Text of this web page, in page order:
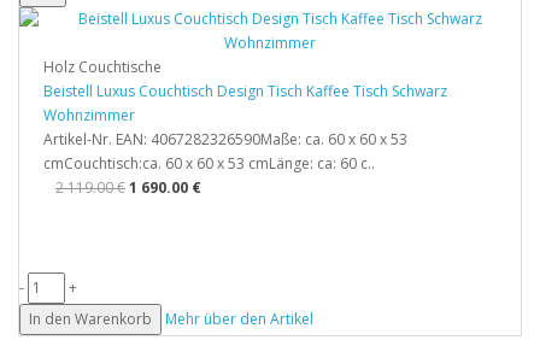
Holz Couchtische
Beistell Luxus Couchtisch Design Tisch Kaffee Tisch Schwarz
Wohnzimmer
Artikel-Nr. EAN: 4067282326590Maße: ca. 60 x 60 x 53
cmCouchtisch:ca. 60 x 60 x 53 cmLänge: ca: 60 c..
2 119.00 €1 690.00 €
-
+
In den Warenkorb
Mehr über den Artikel